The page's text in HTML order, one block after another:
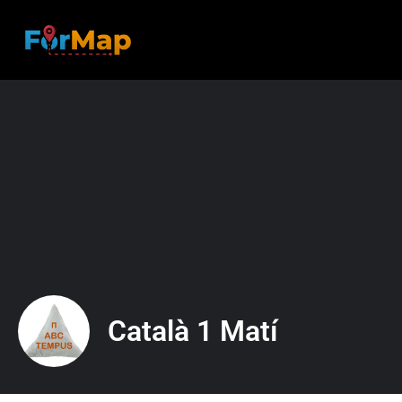
Català 1 Matí